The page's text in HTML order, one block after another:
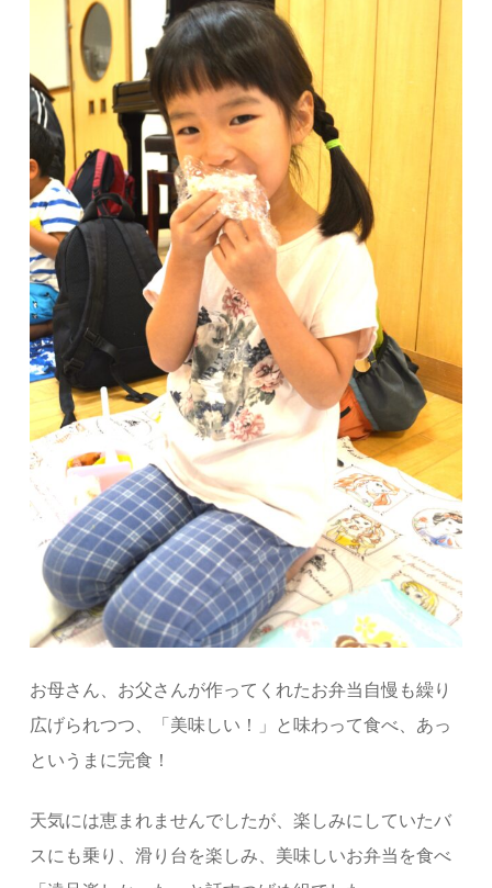
お母さん、お父さんが作ってくれたお弁当自慢も繰り
広げられつつ、「美味しい！」と味わって食べ、 あっ
というまに完食！
天気には恵まれませんでしたが、楽しみにしていたバ
スにも乗り、滑り台を楽 しみ、美味しいお弁当を食べ